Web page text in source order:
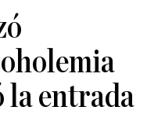
la entrada